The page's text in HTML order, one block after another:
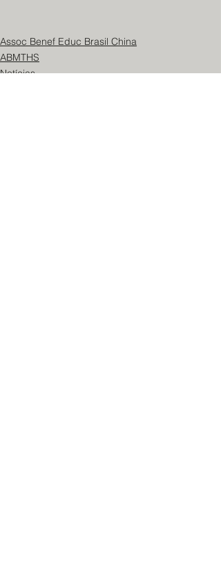
Assoc Benef Educ Brasil China
ABMTHS
Notícias